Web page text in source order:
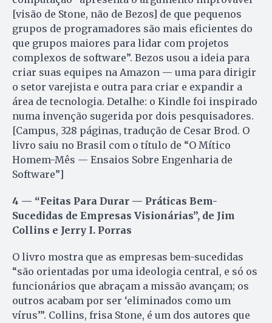
[visão de Stone, não de Bezos] de que pequenos
grupos de programadores são mais eficientes do
que grupos maiores para lidar com projetos
complexos de software”. Bezos usou a ideia para
criar suas equipes na Amazon — uma para dirigir
o setor varejista e outra para criar e expandir a
área de tecnologia. Detalhe: o Kindle foi inspirado
numa invenção sugerida por dois pesquisadores.
[Campus, 328 páginas, tradução de Cesar Brod. O
livro saiu no Brasil com o título de “O Mítico
Homem-Mês — Ensaios Sobre Engenharia de
Software”]
4 — “Feitas Para Durar — Práticas Bem-
Sucedidas de Empresas Visionárias”, de Jim
Collins e Jerry I. Porras
O livro mostra que as empresas bem-sucedidas
“são orientadas por uma ideologia central, e só os
funcionários que abraçam a missão avançam; os
outros acabam por ser ‘eliminados como um
vírus’”. Collins, frisa Stone, é um dos autores que